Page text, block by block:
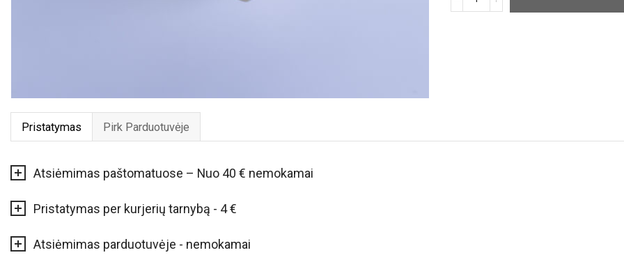
Pristatymas Pirk Parduotuvėje
Atsiėmimas paštomatuose – Nuo 40 € nemokamai
Pristatymas per kurjerių tarnybą - 4 €
Atsiėmimas parduotuvėje - nemokamai